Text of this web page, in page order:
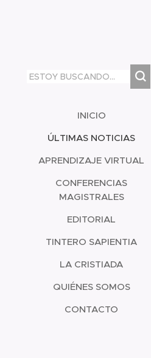
INICIO
ÚLTIMAS NOTICIAS
APRENDIZAJE VIRTUAL
CONFERENCIAS
MAGISTRALES
EDITORIAL
TINTERO SAPIENTIA
LA CRISTIADA
QUIÉNES SOMOS
CONTACTO